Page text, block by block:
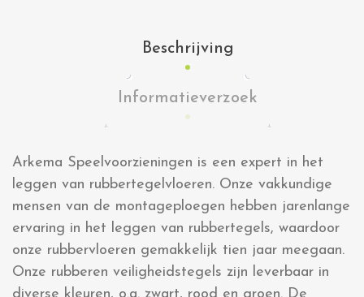
Beschrijving
Informatieverzoek
Arkema Speelvoorzieningen is een expert in het
leggen van rubbertegelvloeren. Onze vakkundige
mensen van de montageploegen hebben jarenlange
ervaring in het leggen van rubbertegels, waardoor
onze rubbervloeren gemakkelijk tien jaar meegaan.
Onze rubberen veiligheidstegels zijn leverbaar in